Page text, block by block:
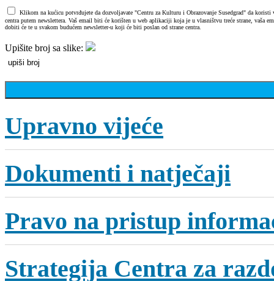
Klikom na kućicu potvrđujete da dozvoljavate "Centru za Kulturu i Obrazovanje Susedgrad" da
centra putem newslettera. Vaš email biti će korišten u web aplikaciji koja je u vlasništvu treće strane,
dobiti će te u svakom budućem newsletter-u koji će biti poslan od strane centra.
Upišite broj sa slike:
Upravno vijeće
Dokumenti i natječaji
Pravo na pristup
Strategija Centra za